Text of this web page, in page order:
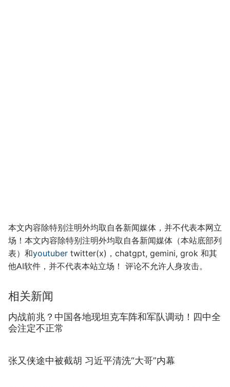
本文内容除特别注明外均取自各新闻媒体，并不代表本网立
场！本文内容除特别注明外均取自各新闻媒体（本站底部列
表）和youtuber twitter(x)，chatgpt, gemini, grok 和其
他AI软件，并不代表本站立场！ 评论不允许人身攻击。
相关新闻
内战前兆？中国各地现坦克车阵和军队调动！四中全
会注定不正常
张又侠途中被截胡 习近平清洗“大哥”内幕